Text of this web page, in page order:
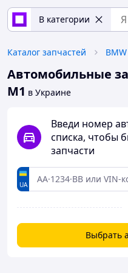
В категории
Каталог запчастей BMW
Автомобильные
M1 в Украине
Введи номер
списка, чтобы
запчасти
UA
Выбрать